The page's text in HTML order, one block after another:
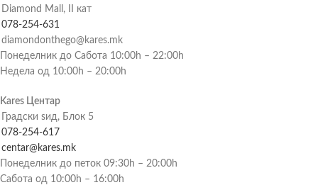
Diamond Mall, II кат
078-254-631
diamondonthego@kares.mk
Понеделник до Сабота 10:00h – 22:00h
Недела од 10:00h – 20:00h
Kares Центар
Градски ѕид, Блок 5
078-254-617
centar@kares.mk
Понеделник до петок 09:30h – 20:00h
Сабота од 10:00h – 16:00h